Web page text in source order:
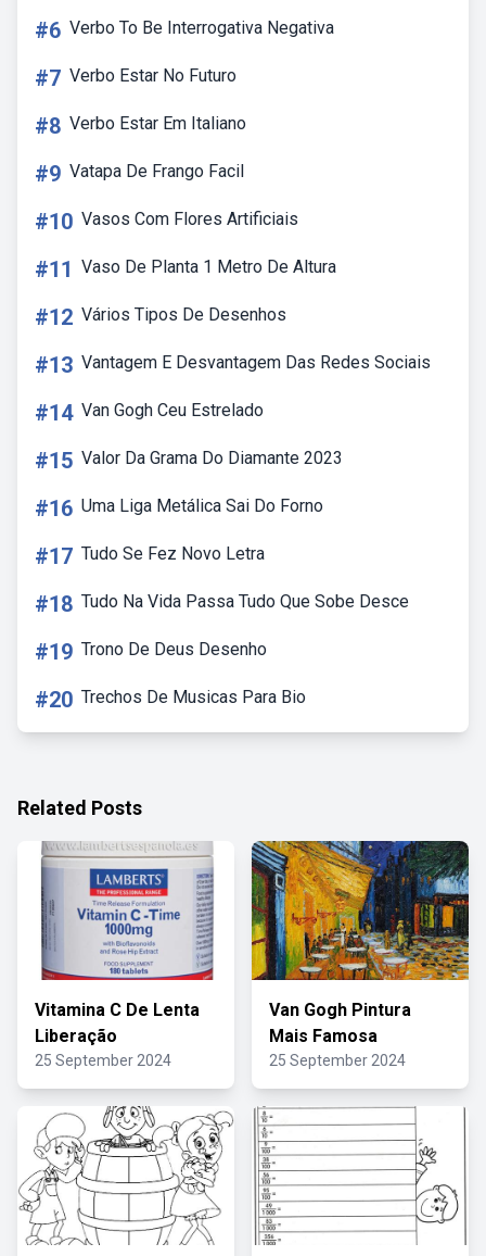
#6 Verbo To Be Interrogativa Negativa
#7 Verbo Estar No Futuro
#8 Verbo Estar Em Italiano
#9 Vatapa De Frango Facil
#10 Vasos Com Flores Artificiais
#11 Vaso De Planta 1 Metro De Altura
#12 Vários Tipos De Desenhos
#13 Vantagem E Desvantagem Das Redes Sociais
#14 Van Gogh Ceu Estrelado
#15 Valor Da Grama Do Diamante 2023
#16 Uma Liga Metálica Sai Do Forno
#17 Tudo Se Fez Novo Letra
#18 Tudo Na Vida Passa Tudo Que Sobe Desce
#19 Trono De Deus Desenho
#20 Trechos De Musicas Para Bio
Related Posts
Vitamina C De Lenta
Liberação
25 September 2024
Van Gogh Pintura
Mais Famosa
25 September 2024